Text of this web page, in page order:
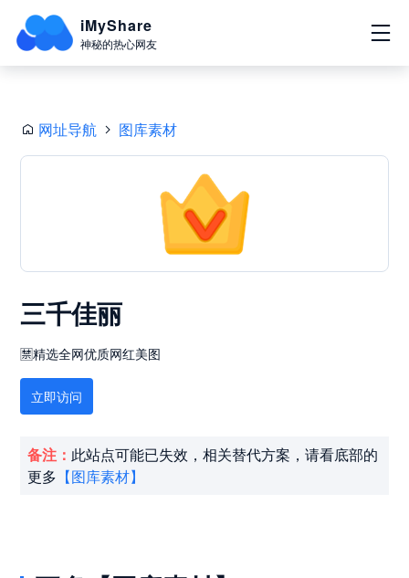
iMyShare
神秘的热心网友
网址导航 图库素材
三千佳丽
🈲精选全网优质网红美图
立即访问
备注： 此站点可能已失效，相关替代方案，请看底部的
更多 【图库素材】